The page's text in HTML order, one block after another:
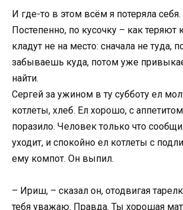
И где-то в этом всём я потеряла себя.
Постепенно, по кусочку – как теряют
кладут не на место: сначала не туда,
забываешь куда, потом уже
найти.
Сергей за ужином в ту субботу ел
котлеты, хлеб. Ел хорошо, с
поразило. Человек только что
уходит, и спокойно ел котлеты с
ему компот. Он выпил.
– Ириш, – сказал он, отодвигая
тебя уважаю. Правда. Ты хорошая